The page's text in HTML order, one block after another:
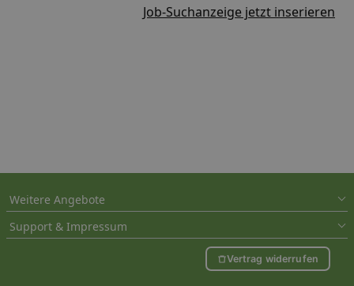
Job-Suchanzeige jetzt inserieren
Weitere Angebote
Support & Impressum
Vertrag widerrufen